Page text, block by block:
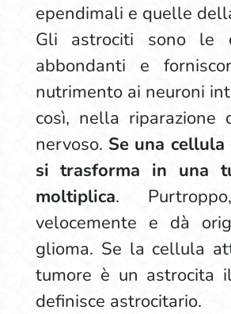
ependimali e quelle
Gli astrociti sono le
abbondanti e
nutrimento ai neuroni
così, nella riparazione
nervoso. Se una
si trasforma in una
moltiplica.
velocemente e dà
glioma. Se la cellula
tumore è un astrocita
definisce astrocitario.